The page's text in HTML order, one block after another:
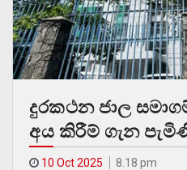
දුරකථන ජාල
අය කිරීම් ගැන
10 Oct 2025 8.18 pm